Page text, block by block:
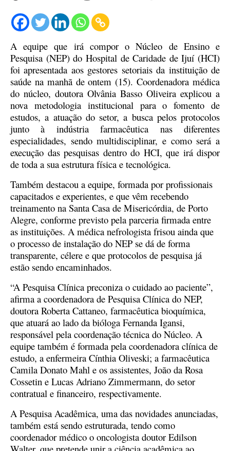
A equipe que irá compor o Núcleo de Ensino e
Pesquisa (NEP) do Hospital de Caridade de Ijuí (HCI)
foi apresentada aos gestores setoriais da instituição de
saúde na manhã de ontem (15). Coordenadora médica
do núcleo, doutora Olvânia Basso Oliveira explicou a
nova metodologia institucional para o fomento de
estudos, a atuação do setor, a busca pelos protocolos
junto à indústria farmacêutica nas diferentes
especialidades, sendo multidisciplinar, e como será a
execução das pesquisas dentro do HCI, que irá dispor
de toda a sua estrutura física e tecnológica.
Também destacou a equipe, formada por profissionais
capacitados e experientes, e que vêm recebendo
treinamento na Santa Casa de Misericórdia, de Porto
Alegre, conforme previsto pela parceria firmada entre
as instituições. A médica nefrologista frisou ainda que
o processo de instalação do NEP se dá de forma
transparente, célere e que protocolos de pesquisa já
estão sendo encaminhados.
“A Pesquisa Clínica preconiza o cuidado ao paciente”,
afirma a coordenadora de Pesquisa Clínica do NEP,
doutora Roberta Cattaneo, farmacêutica bioquímica,
que atuará ao lado da bióloga Fernanda Igansi,
responsável pela coordenação técnica do Núcleo. A
equipe também é formada pela coordenadora clínica de
estudo, a enfermeira Cínthia Oliveski; a farmacêutica
Camila Donato Mahl e os assistentes, João da Rosa
Cossetin e Lucas Adriano Zimmermann, do setor
contratual e financeiro, respectivamente.
A Pesquisa Acadêmica, uma das novidades anunciadas,
também está sendo estruturada, tendo como
coordenador médico o oncologista doutor Edilson